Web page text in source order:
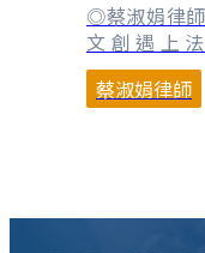
◎蔡淑娟律
文創遇上
（2024/11/
當媒體不斷
言，更為重
蔡淑娟律師